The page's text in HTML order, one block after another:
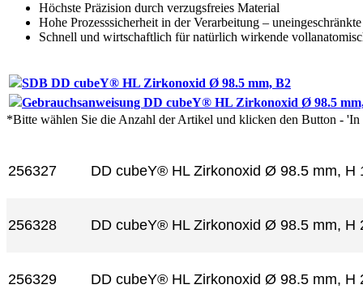
Höchste Präzision durch verzugsfreies Material
Hohe Prozesssicherheit in der Verarbeitung –
Schnell und wirtschaftlich für natürlich wirkende
SDB DD cubeY® HL Zirkonoxid Ø 98.5 mm, B2
Gebrauchsanweisung DD cubeY® HL Zirkonoxid Ø 98.5
*Bitte wählen Sie die Anzahl der Artikel und klicken den Button - 'In
256327 DD cubeY® HL Zirkonoxid Ø 98.5 mm, H
256328 DD cubeY® HL Zirkonoxid Ø 98.5 mm, H
256329 DD cubeY® HL Zirkonoxid Ø 98.5 mm, H